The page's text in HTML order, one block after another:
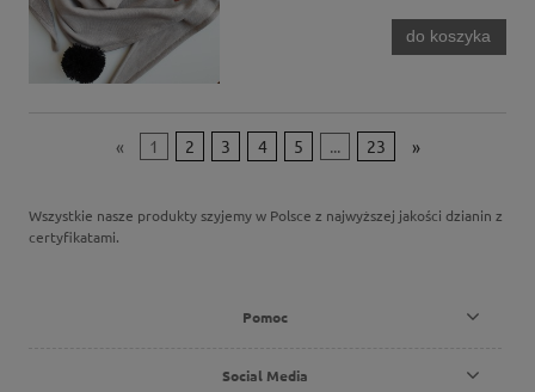
do koszyka
« 1 2 3 4 5 ... 23 »
Wszystkie nasze produkty szyjemy w Polsce z najwyższej jakości dzianin z
certyfikatami.
Pomoc
Social Media